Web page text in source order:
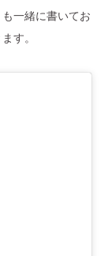
一緒に書いてお
す。